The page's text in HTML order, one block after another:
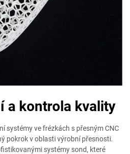
a kontrola kvality
systémy ve frézkách s přesným CNC
pokrok v oblasti výrobní přesnosti.
systémy sond, které